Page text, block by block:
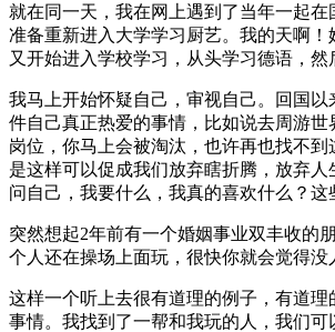
就在同一天，我在网上遇到了当年一起
准备重新进入大学学习厨艺。我的天啊！
又开始进入学校学习，从头学习德语，
我马上开始怀疑自己，审视自己。回国
件自己真正热爱的事情，比如说去周游
岗位，你马上会被淘汰，也许再也找不
是这样可以促成我们放弃瞎折腾，放弃
问自己，我要什么，我真的喜欢什么？
突然想起2年前有一个婚姻事业双丰收的
个人还在操场上面玩，很快你就会觉得
这样一个听上去很有道理的例子，有道
事情。我找到了一帮和我玩的人，我们